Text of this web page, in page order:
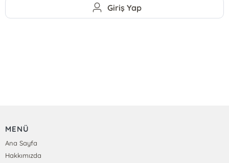
Giriş Yap
MENÜ
Ana Sayfa
Hakkımızda